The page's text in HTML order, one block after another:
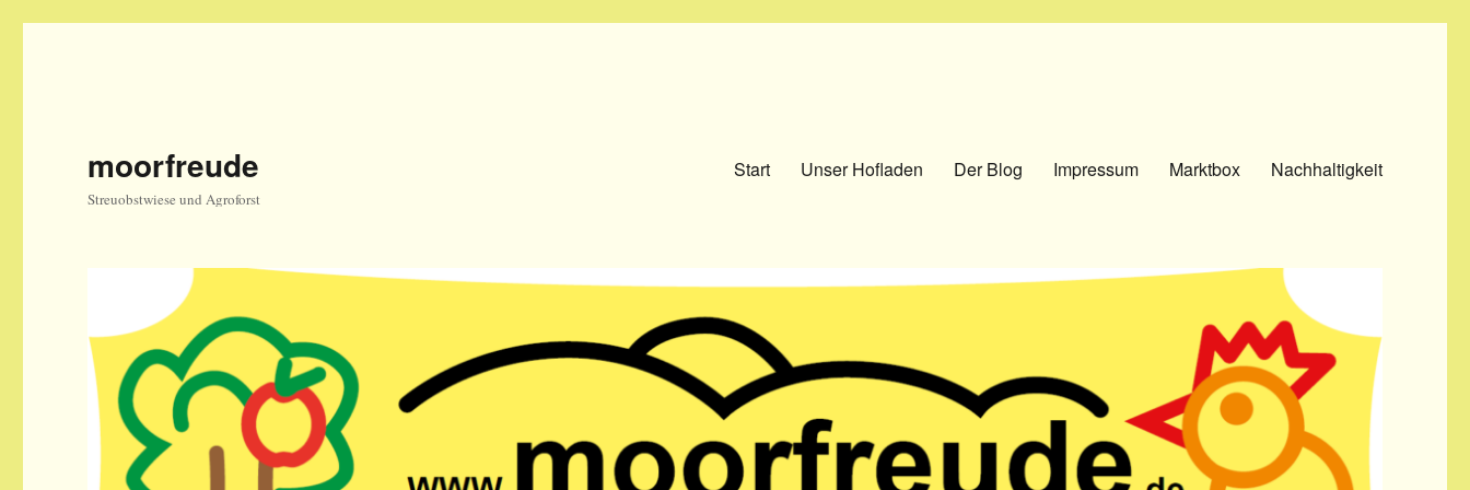
moorfreude
Streuobstwiese und Agroforst
Start Unser Hofladen Der Blog Impressum Marktbox Nachhaltigkeit